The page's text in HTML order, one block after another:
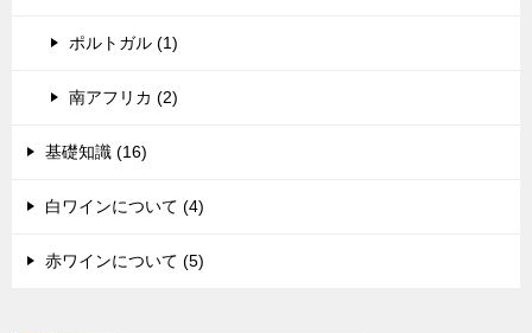
ポルトガル (1)
南アフリカ (2)
基礎知識 (16)
白ワインについて (4)
赤ワインについて (5)